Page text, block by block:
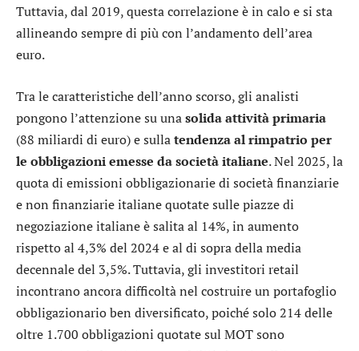
Tuttavia, dal 2019, questa correlazione è in calo e si sta
allineando sempre di più con l’andamento dell’area
euro.
Tra le caratteristiche dell’anno scorso, gli analisti
pongono l’attenzione su unasolida attività primaria
(88 miliardi di euro) e sullatendenza al rimpatrio per
le obbligazioni emesse da società italiane. Nel 2025, la
quota di emissioni obbligazionarie di società finanziarie
e non finanziarie italiane quotate sulle piazze di
negoziazione italiane è salita al 14%, in aumento
rispetto al 4,3% del 2024 e al di sopra della media
decennale del 3,5%. Tuttavia, gli investitori retail
incontrano ancora difficoltà nel costruire un portafoglio
obbligazionario ben diversificato, poiché solo 214 delle
oltre 1.700 obbligazioni quotate sul MOT sono